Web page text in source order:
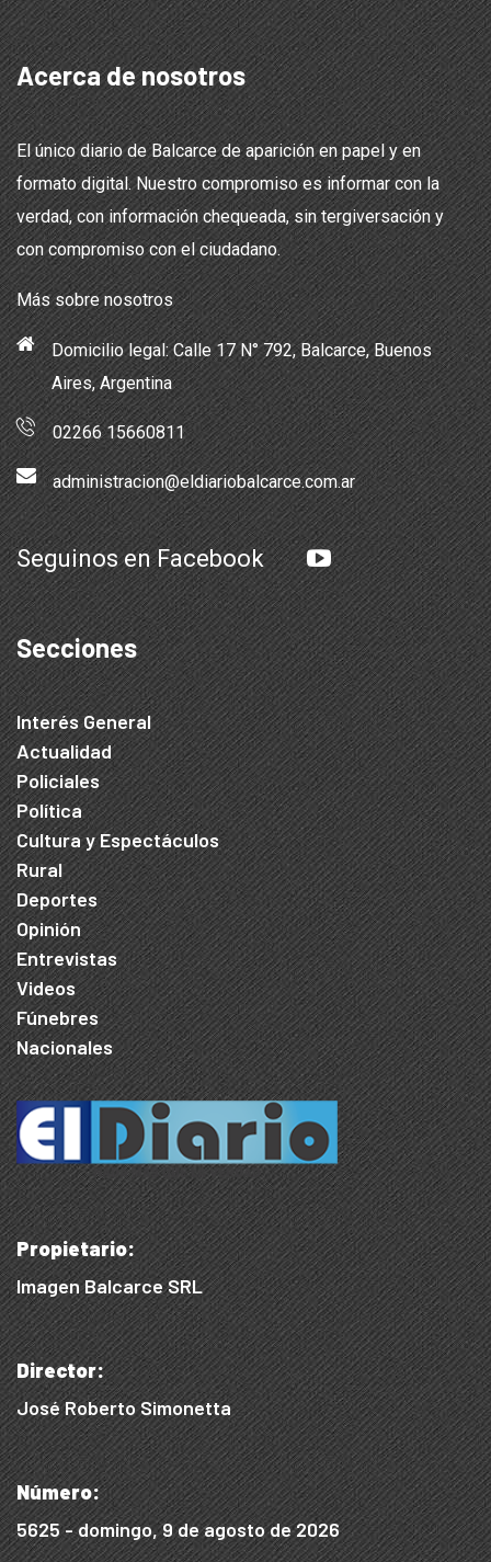
Acerca de nosotros
El único diario de Balcarce de aparición en papel y en
formato digital. Nuestro compromiso es informar con la
verdad, con información chequeada, sin tergiversación y
con compromiso con el ciudadano.
Más sobre nosotros
Domicilio legal: Calle 17 N° 792, Balcarce, Buenos
Aires, Argentina
02266 15660811
administracion@eldiariobalcarce.com.ar
Seguinos en Facebook
Secciones
Interés General
Actualidad
Policiales
Política
Cultura y Espectáculos
Rural
Deportes
Opinión
Entrevistas
Videos
Fúnebres
Nacionales
Propietario:
Imagen Balcarce SRL
Director:
José Roberto Simonetta
Número:
5625 - domingo, 9 de agosto de 2026